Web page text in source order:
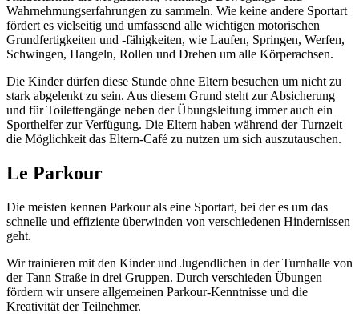
Wahrnehmungserfahrungen zu sammeln. Wie keine andere Sportart
fördert es vielseitig und umfassend alle wichtigen motorischen
Grundfertigkeiten und -fähigkeiten, wie Laufen, Springen, Werfen,
Schwingen, Hangeln, Rollen und Drehen um alle Körperachsen.
Die Kinder dürfen diese Stunde ohne Eltern besuchen um nicht zu
stark abgelenkt zu sein. Aus diesem Grund steht zur Absicherung
und für Toilettengänge neben der Übungsleitung immer auch ein
Sporthelfer zur Verfügung. Die Eltern haben während der Turnzeit
die Möglichkeit das Eltern-Café zu nutzen um sich auszutauschen.
Le Parkour
Die meisten kennen Parkour als eine Sportart, bei der es um das
schnelle und effiziente überwinden von verschiedenen Hindernissen
geht.
Wir trainieren mit den Kinder und Jugendlichen in der Turnhalle von
der Tann Straße in drei Gruppen. Durch verschieden Übungen
fördern wir unsere allgemeinen Parkour-Kenntnisse und die
Kreativität der Teilnehmer.